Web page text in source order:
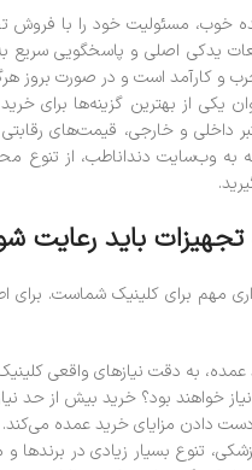
خوب، مسئولیت خود را با فروش
یدکی اصلی و پاسخگویی
و کارآمد است و در صورت بروز
یکی از بهترین گزینه‌ها برای
داخلی و خارجی، قیمت‌های
به وب‌سایت دنداناطب، از
باید رعایت
مهم برای کلینیک شماست. برای
عمده، به دقت نیازهای واقعی
خواهند بود؟ خرید بیش از حد
دست دادن مزایای خرید عمده می‌کند.
تنوع بسیار زیادی در